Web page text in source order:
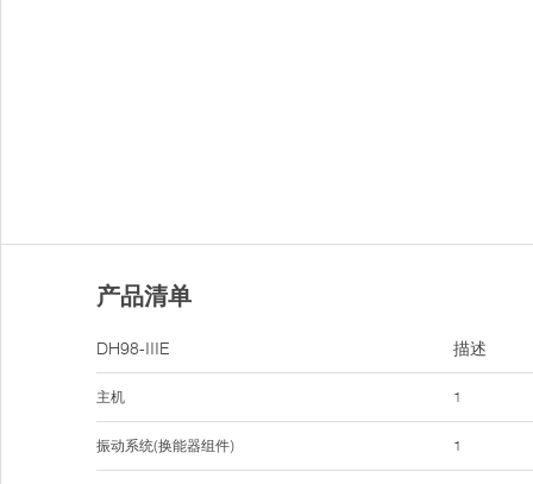
产品清单
DH98-IIIE
主机
振动系统(换能器组件)
描述
1
1